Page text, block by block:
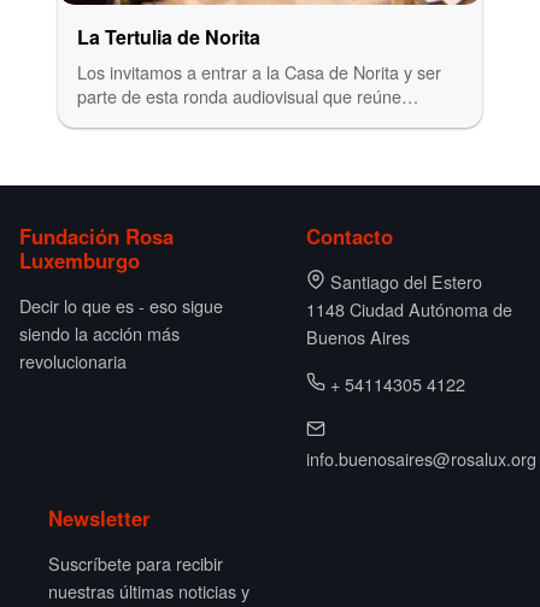
La Tertulia de Norita
Los invitamos a entrar a la Casa de Norita y ser
parte de esta ronda audiovisual que reúne…
Fundación Rosa
Luxemburgo
Decir lo que es - eso sigue
siendo la acción más
revolucionaria
Contacto
Santiago del Estero
1148 Ciudad Autónoma de
Buenos Aires
+ 54114305 4122
info.buenosaires@rosalux.org
Newsletter
Suscríbete para recibir
nuestras últimas noticias y